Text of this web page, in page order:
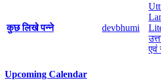
कुछ लिखे पन्ने devbhumi
एवं
Upcoming Calendar